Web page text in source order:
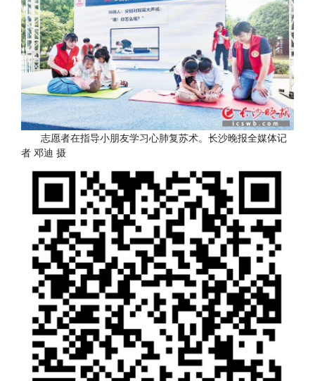
志愿者在指导小朋友学习心肺复苏术。长沙晚报全媒体记
者 邓迪 摄